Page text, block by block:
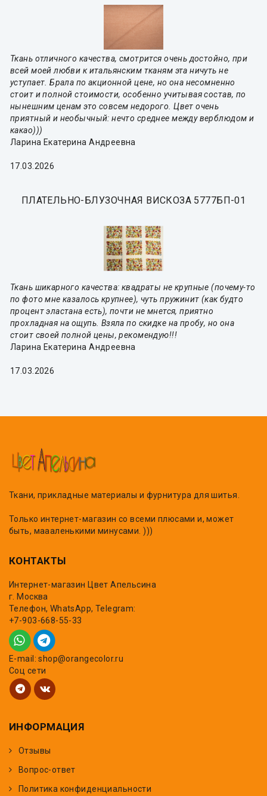
Ткань отличного качества, смотрится очень достойно, при
всей моей любви к итальянским тканям эта ничуть не
уступает. Брала по акционной цене, но она несомненно
стоит и полной стоимости, особенно учитывая состав, по
нынешним ценам это совсем недорого. Цвет очень
приятный и необычный: нечто среднее между верблюдом и
какао)))
Ларина Екатерина Андреевна
17.03.2026
ПЛАТЕЛЬНО-БЛУЗОЧНАЯ ВИСКОЗА 5777БП-01
Ткань шикарного качества: квадраты не крупные (почему-то
по фото мне казалось крупнее), чуть пружинит (как будто
процент эластана есть), почти не мнется, приятно
прохладная на ощупь. Взяла по скидке на пробу, но она
стоит своей полной цены, рекомендую!!!
Ларина Екатерина Андреевна
17.03.2026
Ткани, прикладные материалы и фурнитура для шитья.
Только интернет-магазин со всеми плюсами и, может
быть, маааленькими минусами. )))
КОНТАКТЫ
Интернет-магазин Цвет Апельсина
г. Москва
Телефон, WhatsApp, Telegram:
+7-903-668-55-33
E-mail: shop@orangecolor.ru
Соц сети
ИНФОРМАЦИЯ
Отзывы
Вопрос-ответ
Политика конфиденциальности